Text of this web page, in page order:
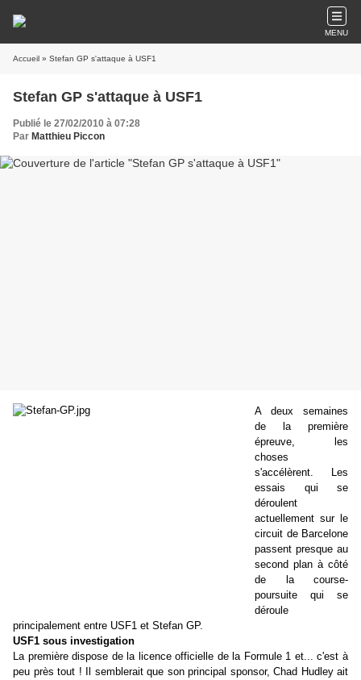
MENU
Accueil » Stefan GP s'attaque à USF1
Stefan GP s'attaque à USF1
Publié le 27/02/2010 à 07:28
Par Matthieu Piccon
A deux semaines
de la première
épreuve, les
choses
s'accélèrent. Les
essais qui se
déroulent
actuellement sur le
circuit de Barcelone
passent presque au
second plan à côté
de la course-
poursuite qui se
déroule
principalement entre USF1 et Stefan GP.
USF1 sous investigation
La première dispose de la licence officielle de la Formule 1 et... c'est à
peu près tout ! Il semblerait que son principal sponsor, Chad Hudley ait